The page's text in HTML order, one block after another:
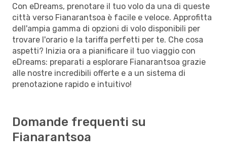
Con eDreams, prenotare il tuo volo da una di queste
città verso Fianarantsoa è facile e veloce. Approfitta
dell'ampia gamma di opzioni di volo disponibili per
trovare l'orario e la tariffa perfetti per te. Che cosa
aspetti? Inizia ora a pianificare il tuo viaggio con
eDreams: preparati a esplorare Fianarantsoa grazie
alle nostre incredibili offerte e a un sistema di
prenotazione rapido e intuitivo!
Domande frequenti su
Fianarantsoa